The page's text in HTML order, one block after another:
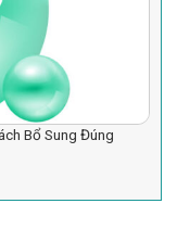
Bổ Sung Đúng